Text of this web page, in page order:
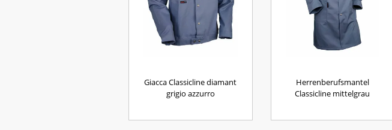
Giacca Classicline diamant
grigio azzurro
Herrenberufsmantel
Classicline mittelgrau